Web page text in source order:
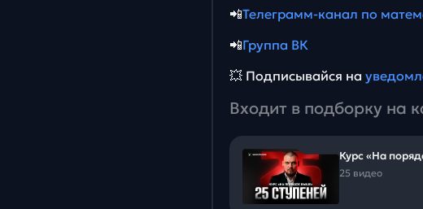
📲Телеграмм-канал по
📲Группа ВК
💥 Подписывайся на
Входит в подборку на
Курс «На
25 видео